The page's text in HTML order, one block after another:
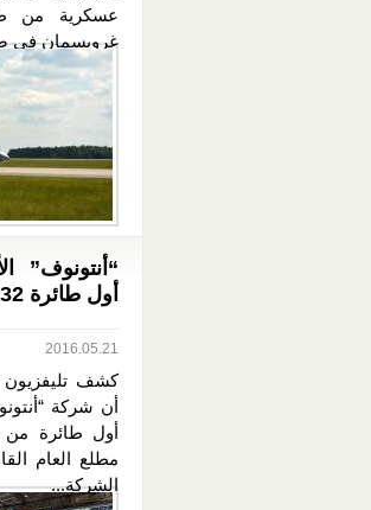
غرويسمان في
“أنتونوف”
أول طائرة An-132 مطلع 2017
2016.05.21
كشف تليفزيون
أن شركة
مطلع العام
الشركة...